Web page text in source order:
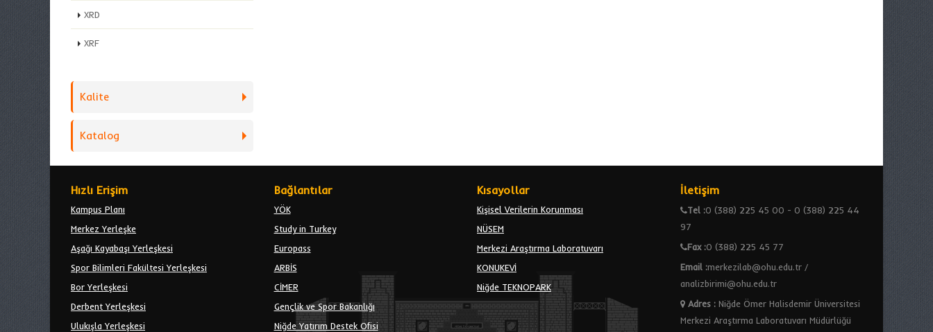
XRD
XRF
Kalite
Katalog
Hızlı Erişim
Kampus Planı
Merkez Yerleşke
Aşağı Kayabaşı Yerleşkesi
Spor Bilimleri Fakültesi Yerleşkesi
Bor Yerleşkesi
Derbent Yerleşkesi
Ulukışla Yerleşkesi
Bağlantılar
YÖK
Study in Turkey
Europass
ARBİS
CİMER
Gençlik ve Spor Bakanlığı
Niğde Yatırım Destek Ofisi
Kısayollar
Kişisel Verilerin Korunması
NÜSEM
Merkezi Araştırma Laboratuvarı
KONUKEVİ
Niğde TEKNOPARK
İletişim
Tel :0 (388) 225 45 00 - 0 (388) 225 44
97
Fax :0 (388) 225 45 77
Email :merkezilab@ohu.edu.tr /
analizbirimi@ohu.edu.tr
Adres:Niğde Ömer Halisdemir Üniversitesi
Merkezi Araştırma Laboratuvarı Müdürlüğü